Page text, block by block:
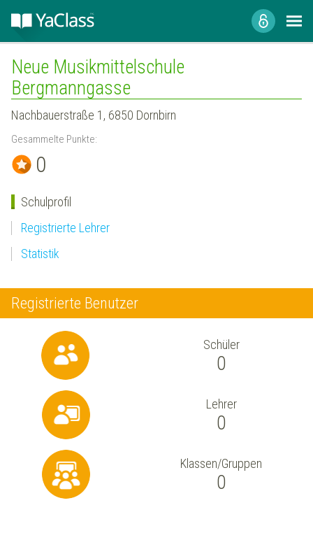
Neue Musikmittelschule
Bergmanngasse
Nachbauerstraße 1, 6850 Dornbirn
Gesammelte Punkte:
0
Schulprofil
Registrierte Lehrer
Statistik
Registrierte Benutzer
Schüler
0
Lehrer
0
Klassen/Gruppen
0